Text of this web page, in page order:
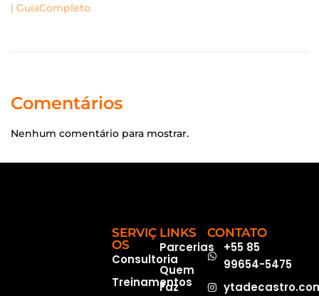
| GuiaCompleto
Comentários
Nenhum comentário para mostrar.
LINKS
Parcerias
Quem
Faz
SERVIÇ
OS
Consultoria
Treinamentos
CONTATO
+55 85
99654-5475